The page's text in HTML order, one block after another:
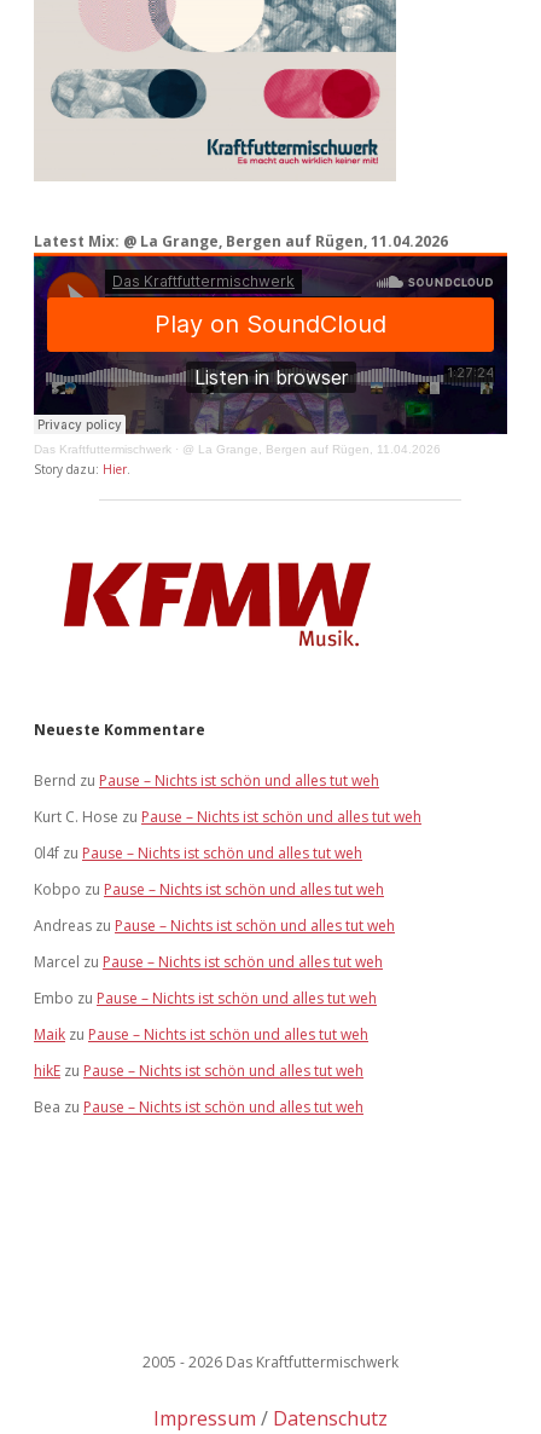
Latest Mix: @ La Grange, Bergen auf Rügen, 11.04.2026
Das Kraftfuttermischwerk · @ La Grange, Bergen auf Rügen, 11.04.2026
Story dazu: Hier.
Neueste Kommentare
Bernd zu Pause – Nichts ist schön und alles tut weh
Kurt C. Hose zu Pause – Nichts ist schön und alles tut weh
0l4f zu Pause – Nichts ist schön und alles tut weh
Kobpo zu Pause – Nichts ist schön und alles tut weh
Andreas zu Pause – Nichts ist schön und alles tut weh
Marcel zu Pause – Nichts ist schön und alles tut weh
Embo zu Pause – Nichts ist schön und alles tut weh
Maik zu Pause – Nichts ist schön und alles tut weh
hikE zu Pause – Nichts ist schön und alles tut weh
Bea zu Pause – Nichts ist schön und alles tut weh
2005 - 2026 Das Kraftfuttermischwerk
Impressum Datenschutz